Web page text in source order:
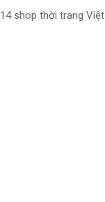
shop thời trang Việt